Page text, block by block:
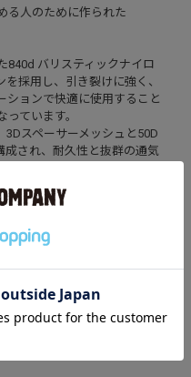
る人のために作られた
840d バリスティックナイロ
採用し、引き裂けに強く、
ションで快適に使用すること
ています。
3Dスペーサーメッシュと50D
成され、耐久性と抜群の通気
の長さを変えることで、肩の
パターン構造で実現していま
ルオープンになるメインコン
ポケットなど細部にまでこだ